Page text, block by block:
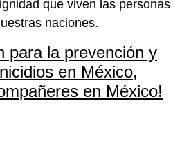
que viven las personas
naciones.
para la prevención y
en México,
en México!